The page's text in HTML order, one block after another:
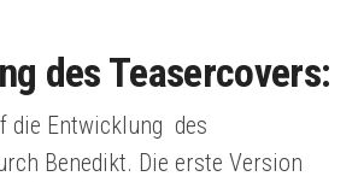
des Teasercovers:
die Entwicklung des
Benedikt. Die erste Version